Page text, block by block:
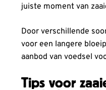
juiste moment van
Door verschillende
voor een langere
aanbod van voedsel
Tips voor